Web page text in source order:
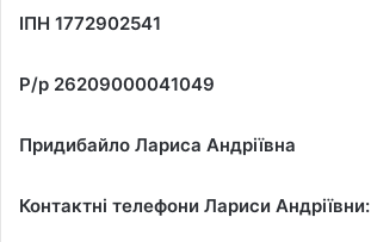
ІПН 1772902541
Р/р 26209000041049
Придибайло Лариса Андріївна
Контактні телефони Лариси Андріївни: